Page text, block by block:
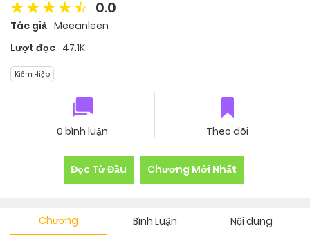
0.0
Tác giả Meeanleen
Lượt đọc 47.1K
Kiếm Hiệp
0 bình luận Theo dõi
Đọc Từ Đầu Chương Mới Nhất
Chương Bình Luận Nội dung